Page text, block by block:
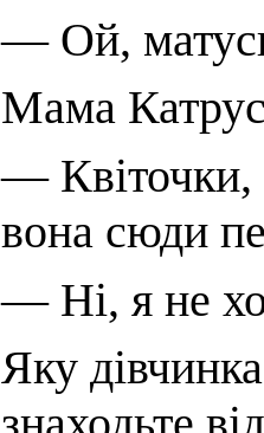
— Ой,
Мама
— Квіточки,
вона сюди
— Ні, я не
Яку